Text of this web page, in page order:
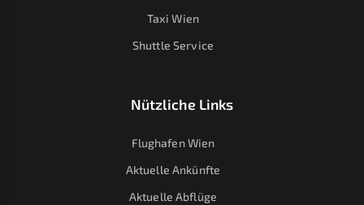
Taxi Wien
Shuttle Service
Nützliche Links
Flughafen Wien
Aktuelle Ankünfte
Aktuelle Abflüge